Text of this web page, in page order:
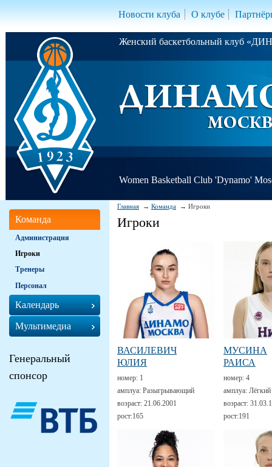
Новости клуба О клубе
Женский баскетбольный клуб
Women Basketball Club 'Dynamo'
Главная Команда Игроки
Игроки
ВАСИЛЕВИЧ
ЮЛИЯ
номер: 1
амплуа: Разыгрывающий
возраст: 21.06.2001
рост:165
МУСИНА
РАИСА
номер: 4
амплуа:
возраст:
рост:191
Команда
Администрация
Игроки
Тренеры
Персонал
Календарь
Мультимедиа
Генеральный
спонсор